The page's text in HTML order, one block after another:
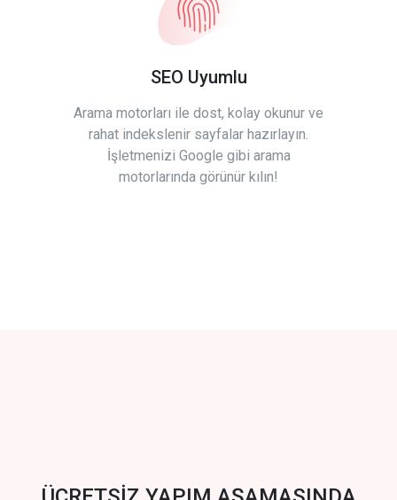
SEO Uyumlu
Arama motorları ile dost, kolay okunur ve
rahat indekslenir sayfalar hazırlayın.
İşletmenizi Google gibi arama
motorlarında görünür kılın!